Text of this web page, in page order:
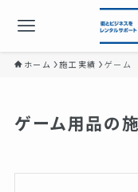
ホーム 施工実績 ゲーム
ゲーム用品の